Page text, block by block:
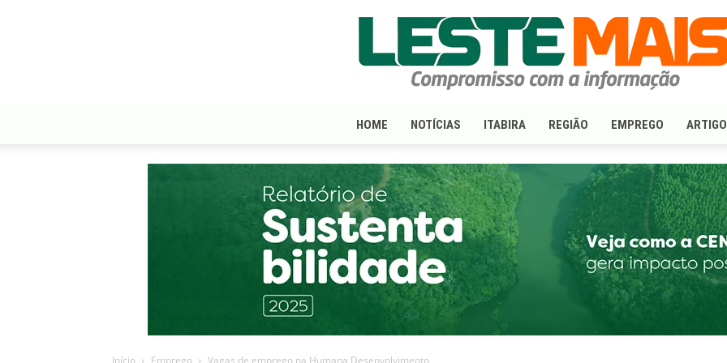
HOME NOTÍCIAS ITABIRA REGIÃO EMPREGO
Início Emprego Vagas de emprego na Humana Desenvolvimento